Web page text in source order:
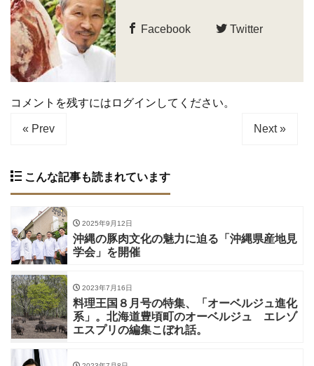
Facebook Twitter
コメントを残すにはログインしてください。
« Prev Next »
こんな記事も読まれています
2025年9月12日
沖縄の豚肉文化の魅力に迫る「沖縄県産地見
学会」を開催
2023年7月16日
料理王国８月号の特集、「オーベルジュ進化
系」。北海道豊頃町のオーベルジュ エレゾ
エスプリの編集こぼれ話。